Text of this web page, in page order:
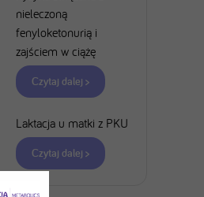
nieleczoną
fenyloketonurią i
zajściem w ciążę
Czytaj dalej >
Laktacja u matki z PKU
Czytaj dalej >